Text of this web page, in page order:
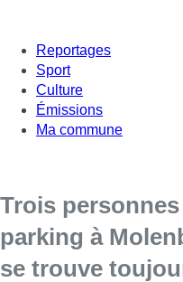
Reportages
Sport
Culture
Émissions
Ma commune
Trois
parking à
se trouve